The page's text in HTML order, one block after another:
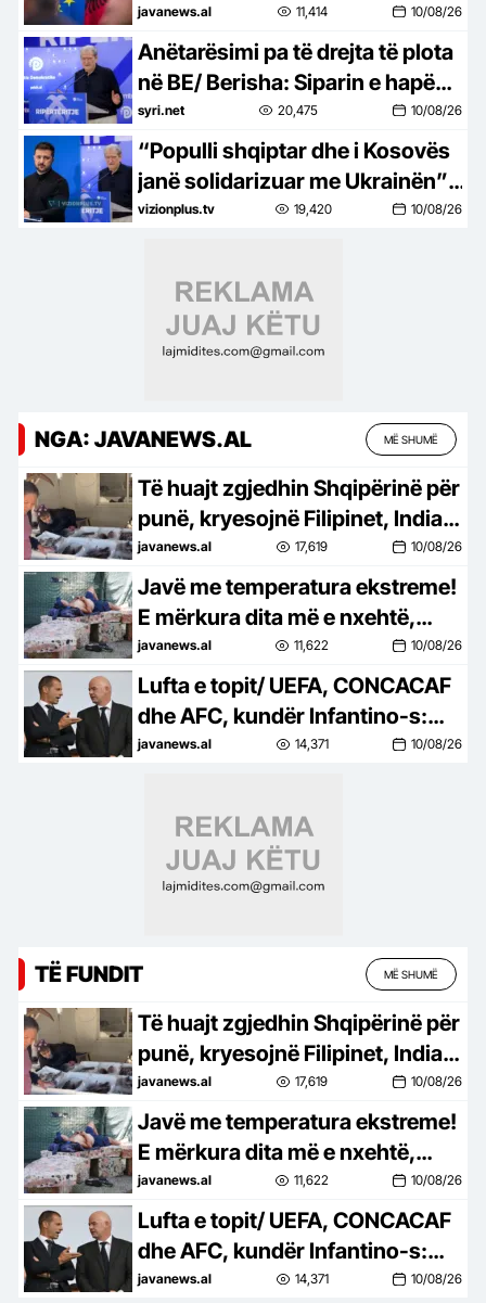
transmetimi të dhënash
javanews.al 11,414 10/08/26
Anëtarësimi pa të drejta të plota
në BE/ Berisha: Siparin e hapën
Vuçiçi dhe argati i tij Edi Rama
syri.net 20,475 10/08/26
“Populli shqiptar dhe i Kosovës
janë solidarizuar me Ukrainën”,
Berisha për deklaratën e
vizionplus.tv 19,420 10/08/26
NGA: JAVANEWS.AL MË SHUMË
Të huajt zgjedhin Shqipërinë për
punë, kryesojnë Filipinet, India
dhe Egjipti
javanews.al 17,619 10/08/26
Javë me temperatura ekstreme!
E mërkura dita më e nxehtë,
termometri ngjitet në 42 gradë
celsius
javanews.al 11,622 10/08/26
Lufta e topit/ UEFA, CONCACAF
dhe AFC, kundër Infantino-s:
Besim i tradhtuar nga
javanews.al 14,371 10/08/26
TË FUNDIT MË SHUMË
Të huajt zgjedhin Shqipërinë për
punë, kryesojnë Filipinet, India
dhe Egjipti
javanews.al 17,619 10/08/26
Javë me temperatura ekstreme!
E mërkura dita më e nxehtë,
termometri ngjitet në 42 gradë
celsius
javanews.al 11,622 10/08/26
Lufta e topit/ UEFA, CONCACAF
dhe AFC, kundër Infantino-s:
Besim i tradhtuar nga
javanews.al 14,371 10/08/26